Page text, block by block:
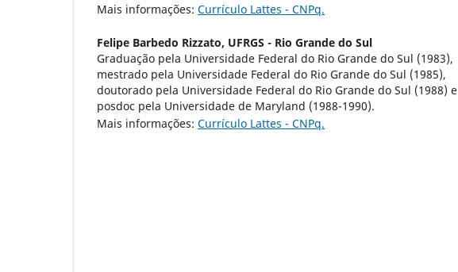
Mais informações: Currículo Lattes - CNPq.
Felipe Barbedo Rizzato, UFRGS - Rio Grande do Sul
Graduação pela Universidade Federal do Rio Grande do Sul (1983),
mestrado pela Universidade Federal do Rio Grande do Sul (1985),
doutorado pela Universidade Federal do Rio Grande do Sul (1988) e
posdoc pela Universidade de Maryland (1988-1990).
Mais informações: Currículo Lattes - CNPq.